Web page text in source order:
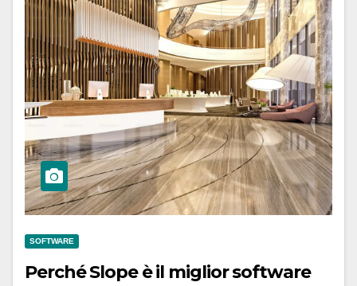
SOFTWARE
Perché Slope è il miglior software